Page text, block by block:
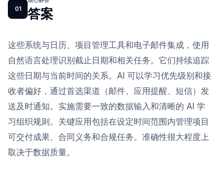
01 答案
这些系统与日历、项目管理工具和电子邮件集成，使用
自然语言处理识别截止日期和相关任务。它们持续追踪
这些日期与当前时间的关系。AI 可以学习优先级别和接
收者偏好，通过首选渠道（邮件、应用提醒、短信）发
送及时通知。实施需要一致的数据输入和清晰的 AI 学
习组织规则。关键应用包括在设定时间范围内管理项目
可交付成果、合同义务和合规任务。准确性很大程度上
取决于数据质量。